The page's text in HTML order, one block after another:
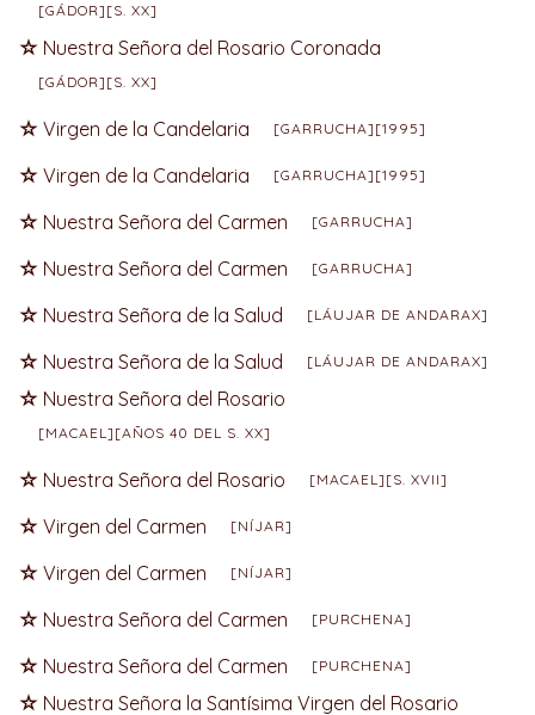
[GÁDOR][S. XX]
Nuestra Señora del Rosario Coronada
[GÁDOR][S. XX]
Virgen de la Candelaria [GARRUCHA][1995]
Virgen de la Candelaria [GARRUCHA][1995]
Nuestra Señora del Carmen [GARRUCHA]
Nuestra Señora del Carmen [GARRUCHA]
Nuestra Señora de la Salud [LÁUJAR DE ANDARAX]
Nuestra Señora de la Salud [LÁUJAR DE ANDARAX]
Nuestra Señora del Rosario
[MACAEL][AÑOS 40 DEL S. XX]
Nuestra Señora del Rosario [MACAEL][S. XVII]
Virgen del Carmen [NÍJAR]
Virgen del Carmen [NÍJAR]
Nuestra Señora del Carmen [PURCHENA]
Nuestra Señora del Carmen [PURCHENA]
Nuestra Señora la Santísima Virgen del Rosario